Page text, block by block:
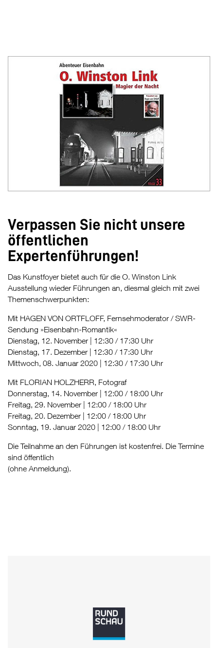
Verpassen Sie nicht unsere
öffentlichen
Expertenführungen!
Das Kunstfoyer bietet auch für die O. Winston Link
Ausstellung wieder Führungen an, diesmal gleich mit zwei
Themenschwerpunkten:
Mit HAGEN VON ORTFLOFF, Fernsehmoderator / SWR-
Sendung »Eisenbahn-Romantik«
Dienstag, 12. November | 12:30 / 17:30 Uhr
Dienstag, 17. Dezember | 12:30 / 17:30 Uhr
Mittwoch, 08. Januar 2020 | 12:30 / 17:30 Uhr
Mit FLORIAN HOLZHERR, Fotograf
Donnerstag, 14. November | 12:00 / 18:00 Uhr
Freitag, 29. November | 12:00 / 18:00 Uhr
Freitag, 20. Dezember | 12:00 / 18:00 Uhr
Sonntag, 19. Januar 2020 | 12:00 / 18:00 Uhr
Die Teilnahme an den Führungen ist kostenfrei. Die Termine
sind öffentlich
(ohne Anmeldung).